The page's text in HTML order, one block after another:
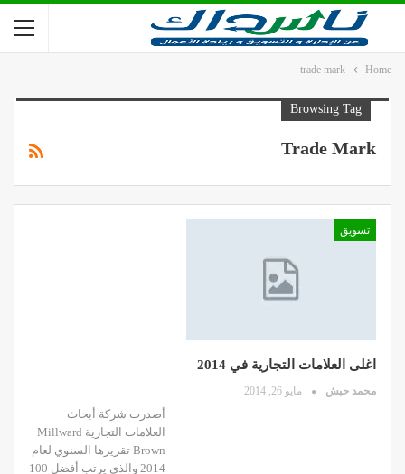
Home
trade mark
Browsing Tag
Trade Mark
تسويق
اغلى العلامات التجارية في 2014
محمد حبش مايو 26, 2014
أصدرت شركة أبحاث
العلامات التجارية Millward
Brown تقريرها السنوي لعام
2014 والذي يرتب أفضل 100